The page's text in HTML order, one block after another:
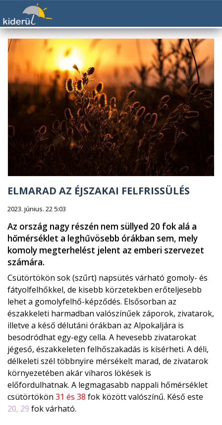
ELMARAD AZ ÉJSZAKAI FELFRISSÜLÉS
2023. június. 22 5:03
Az ország nagy részén nem süllyed 20 fok alá a
hőmérséklet a leghűvösebb órákban sem, mely
komoly megterhelést jelent az emberi szervezet
számára.
Csütörtökön sok (szűrt) napsütés várható gomoly- és
fátyolfelhőkkel, de kisebb körzetekben erőteljesebb
lehet a gomolyfelhő-képződés. Elsősorban az
északkeleti harmadban valószínűek záporok, zivatarok,
illetve a késő délutáni órákban az Alpokaljára is
besodródhat egy-egy cella. A hevesebb zivatarokat
jégeső, északkeleten felhőszakadás is kísérheti. A déli,
délkeleti szél többnyire mérsékelt marad, de zivatarok
környezetében akár viharos lökések is
előfordulhatnak. A legmagasabb nappali hőmérséklet
csütörtökön 31 és 38 fok között valószínű. Késő este
20, 29 fok várható.